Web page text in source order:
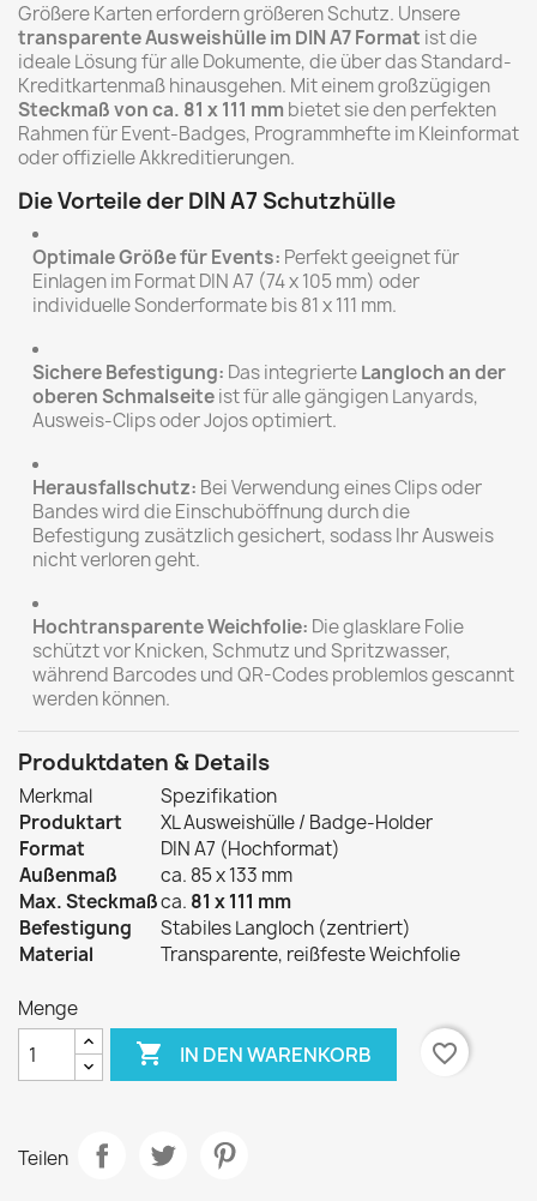
Größere Karten erfordern größeren Schutz. Unsere
transparente Ausweishülle im DIN A7 Format ist die
ideale Lösung für alle Dokumente, die über das Standard-
Kreditkartenmaß hinausgehen. Mit einem großzügigen
Steckmaß von ca. 81 x 111 mm bietet sie den perfekten
Rahmen für Event-Badges, Programmhefte im Kleinformat
oder offizielle Akkreditierungen.
Die Vorteile der DIN A7 Schutzhülle
Optimale Größe für Events: Perfekt geeignet für
Einlagen im Format DIN A7 (74 x 105 mm) oder
individuelle Sonderformate bis 81 x 111 mm.
Sichere Befestigung: Das integrierteLangloch an der
oberen Schmalseiteist für alle gängigen Lanyards,
Ausweis-Clips oder Jojos optimiert.
Herausfallschutz: Bei Verwendung eines Clips oder
Bandes wird die Einschuböffnung durch die
Befestigung zusätzlich gesichert, sodass Ihr Ausweis
nicht verloren geht.
Hochtransparente Weichfolie: Die glasklare Folie
schützt vor Knicken, Schmutz und Spritzwasser,
während Barcodes und QR-Codes problemlos gescannt
werden können.
Produktdaten & Details
Merkmal
Spezifikation
Produktart
XL Ausweishülle / Badge-Holder
Format
DIN A7 (Hochformat)
Außenmaß
ca. 85 x 133 mm
Max. Steckmaßca. 81 x 111 mm
Befestigung
Stabiles Langloch (zentriert)
Material
Transparente, reißfeste Weichfolie
Menge
 IN DEN WARENKORB favorite_border
Teilen